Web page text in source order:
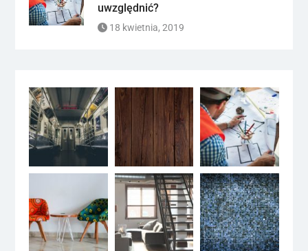
uwzględnić?
18 kwietnia, 2019